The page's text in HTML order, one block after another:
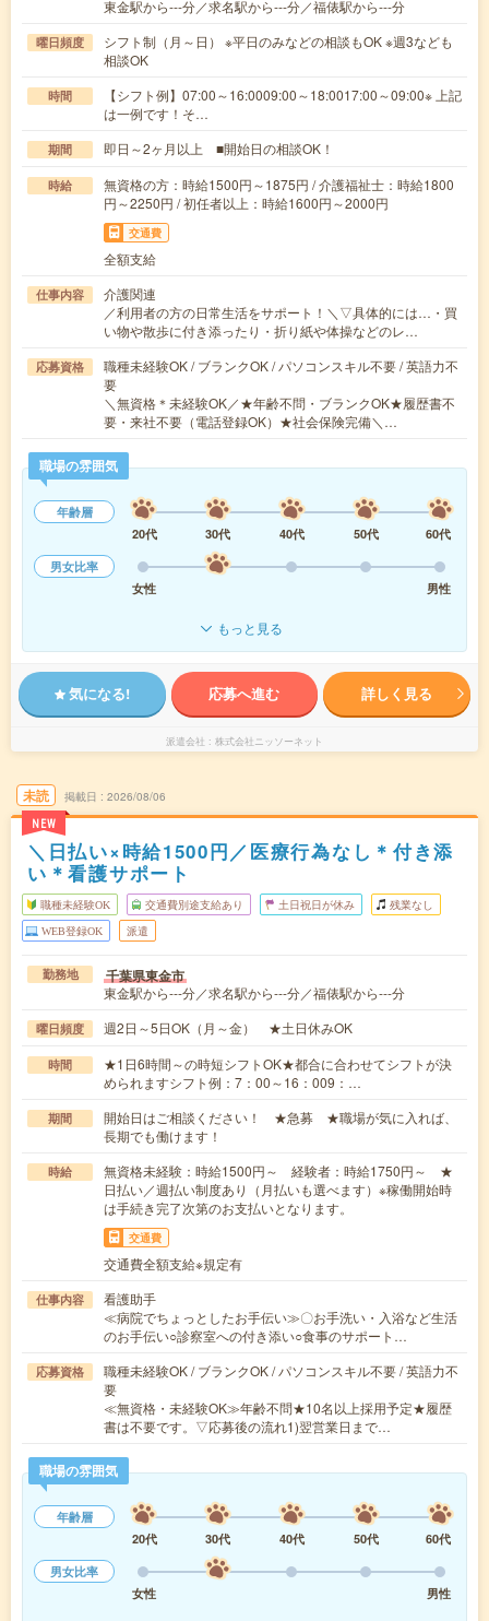
東金駅から---分／求名駅から---分／福俵駅から---分
曜日頻度
シフト制（月～日） ※平日のみなどの相談もOK ※週3なども
相談OK
時間
【シフト例】07:00～16:0009:00～18:0017:00～09:00※ 上記
は一例です！そ…
期間 即日～2ヶ月以上 ■開始日の相談OK！
時給
無資格の方：時給1500円～1875円 / 介護福祉士：時給1800
円～2250円 / 初任者以上：時給1600円～2000円
交通費
全額支給
仕事内容
介護関連
／利用者の方の日常生活をサポート！＼▽具体的には…・買
い物や散歩に付き添ったり・折り紙や体操などのレ…
応募資格
職種未経験OK / ブランクOK / パソコンスキル不要 / 英語力不
要
＼無資格＊未経験OK／★年齢不問・ブランクOK★履歴書不
要・来社不要（電話登録OK）★社会保険完備＼…
職場の雰囲気
年齢層
20代
30代 40代 50代
60代
男女比率
女性
男性
もっと見る
気になる! 応募へ進む 詳しく見る
派遣会社 株式会社ニッソーネット
未読
NEW
掲載日 2026/08/06
＼日払い×時給1500円／医療行為なし＊付き添
い＊看護サポート
職種未経験OK 交通費別途支給あり 土日祝日が休み 残業なし
WEB登録OK 派遣
勤務地 千葉県東金市
東金駅から---分／求名駅から---分／福俵駅から---分
曜日頻度 週2日～5日OK（月～金） ★土日休みOK
時間
★1日6時間～の時短シフトOK★都合に合わせてシフトが決
められますシフト例：7：00～16：009：…
期間
開始日はご相談ください！ ★急募 ★職場が気に入れば、
長期でも働けます！
時給
無資格未経験：時給1500円～ 経験者：時給1750円～ ★
日払い／週払い制度あり（月払いも選べます）※稼働開始時
は手続き完了次第のお支払いとなります。
交通費
交通費全額支給※規定有
仕事内容
看護助手
≪病院でちょっとしたお手伝い≫〇お手洗い・入浴など生活
のお手伝い○診察室への付き添い○食事のサポート…
応募資格
職種未経験OK / ブランクOK / パソコンスキル不要 / 英語力不
要
≪無資格・未経験OK≫年齢不問★10名以上採用予定★履歴
書は不要です。▽応募後の流れ1)翌営業日まで…
職場の雰囲気
年齢層
20代
30代 40代 50代
60代
男女比率
女性
男性